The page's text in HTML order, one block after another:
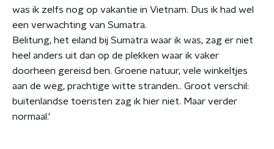
was ik zelfs nog op vakantie in Vietnam. Dus ik had wel
een verwachting van Sumatra.
Belitung, het eiland bij Sumatra waar ik was, zag er niet
heel anders uit dan op de plekken waar ik vaker
doorheen gereisd ben. Groene natuur, vele winkeltjes
aan de weg, prachtige witte stranden.. Groot verschil:
buitenlandse toeristen zag ik hier niet. Maar verder
normaal.'